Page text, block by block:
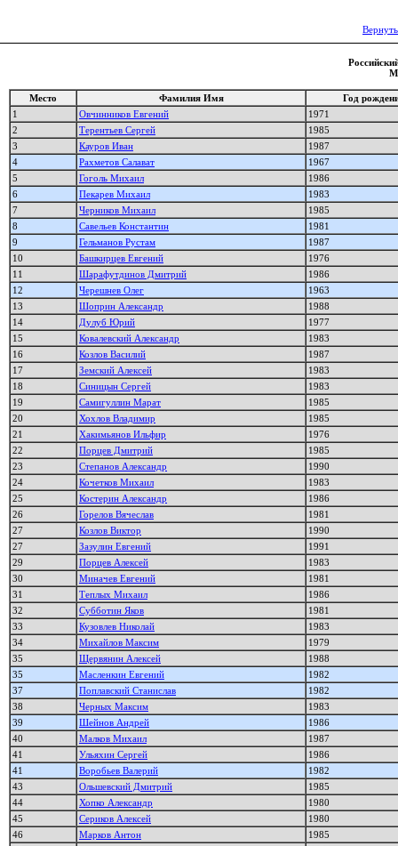
Место Фамилия Имя
Год
1
Овчинников Евгений
1971
2
Терентьев Сергей
1985
3
Кауров Иван
1987
4
Рахметов Салават
1967
5
Гоголь Михаил
1986
6
Пекарев Михаил
1983
7
Черников Михаил
1985
8
Савельев Константин
1981
9
Гельманов Рустам
1987
10
Башкирцев Евгений
1976
11
Шарафутдинов Дмитрий
1986
12
Черешнев Олег
1963
13
Шоприн Александр
1988
14
Дулуб Юрий
1977
15
Ковалевский Александр
1983
16
Козлов Василий
1987
17
Земский Алексей
1983
18
Синицын Сергей
1983
19
Самигуллин Марат
1985
20
Хохлов Владимир
1985
21
Хакимьянов Ильфир
1976
22
Порцев Дмитрий
1985
23
Степанов Александр
1990
24
Кочетков Михаил
1983
25
Костерин Александр
1986
26
Горелов Вячеслав
1981
27
Козлов Виктор
1990
27
Зазулин Евгений
1991
29
Порцев Алексей
1983
30
Миначев Евгений
1981
31
Теплых Михаил
1986
32
Субботин Яков
1981
33
Кузовлев Николай
1983
34
Михайлов Максим
1979
35
Щервянин Алексей
1988
35
Масленкин Евгений
1982
37
Поплавский Станислав
1982
38
Черных Максим
1983
39
Шейнов Андрей
1986
40
Малков Михаил
1987
41
Ульяхин Сергей
1986
41
Воробьев Валерий
1982
43
Ольшевский Дмитрий
1985
44
Хопко Александр
1980
45
Сериков Алексей
1980
46
Марков Антон
1985